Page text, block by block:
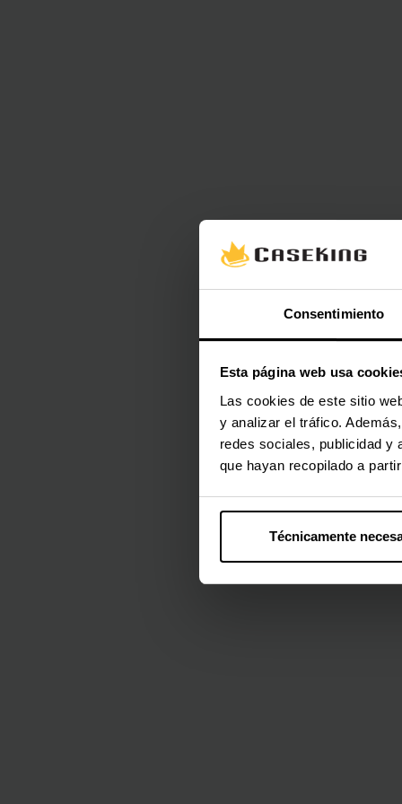
Consentimiento
Esta página web usa
Las cookies de este sitio
y analizar el tráfico.
redes sociales, publicidad y
que hayan recopilado a
Técnicamente